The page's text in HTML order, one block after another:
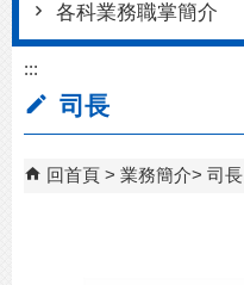
各科業務職掌簡介
:::
司長
回首頁 業務簡介 司長